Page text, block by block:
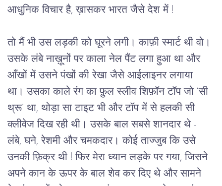
आधुनिक विचार है, ख़ासकर भारत जैसे देश में !
तो मैं भी उस लड़की को घूरने लगी। काफ़ी स्मार्ट थी वो।
उसके लंबे नाख़ूनों पर काला नेल पैंट लगा हुआ था और
आँखों में उसने पंखों की रेखा जैसे आईलाइनर लगाया
था। उसका काले रंग का फ़ुल स्लीव शिफ़ॉन टॉप जो ‘सी
थ्रू’ था, थोड़ा सा टाइट भी और टॉप में से हलकी सी
क्लीवेज दिख रही थी। उसके बाल सबसे शानदार थे -
लंबे, घने, रेशमी और चमकदार। कोई ताज्जुब कि उसे
उनकी फ़िक्र थी ! फिर मेरा ध्यान लड़के पर गया, जिसने
अपने कान के ऊपर के बाल शेव कर दिए थे और सामने